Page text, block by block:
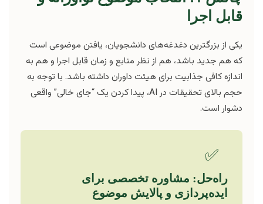
قابل اجرا
یکی از بزرگترین دغدغه‌های دانشجویان، یافتن موضوعی است
که هم جدید باشد، هم از نظر منابع و زمان قابل اجرا و هم به
اندازه کافی جذابیت برای هیئت داوران داشته باشد. با توجه به
حجم بالای تحقیقات در AI، پیدا کردن یک “جای خالی” واقعی
دشوار است.
✅
راه‌حل: مشاوره تخصصی برای
ایده‌پردازی و پالایش موضوع